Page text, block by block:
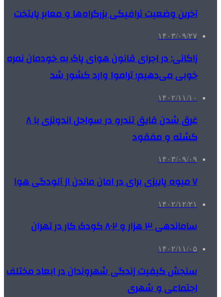
آخرین وضعیت ترافیکی بزرگراه‌ها و معابر پایتخت
۱۴۰۳/۰۹/۲۷
زاکانی: در اجرای قانون هوای پاک به خودمان نمره
خوبی می‌دهیم؛ تراموا وارد کشور شد
۱۴۰۲/۱۱/۱۰
غرق شدن قایق تندرو در سواحل اندونزی با ۸
کشته و مفقود
۱۴۰۳/۰۹/۰۹
۷ میوه‌ پاییزی برای در امان ماندن از آلودگی هوا
۱۴۰۲/۱۲/۲۱
ساماندهی ۳ هزار و ۸۰۲ کودک کار در تهران
۱۴۰۲/۱۱/۰۵
سنجش کیفیت زندگی شهروندان در ابعاد مختلف
اجتماعی و شهری